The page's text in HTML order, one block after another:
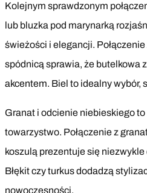
Kolejnym sprawdzonym
lub bluzka pod marynarką
świeżości i elegancji.
spódnicą sprawia, że butelkowa
akcentem. Biel to idealny wybór,
Granat i odcienie niebieskiego to
towarzystwo. Połączenie z
koszulą prezentuje się
Błękit czy turkus dodadzą
nowoczesności.